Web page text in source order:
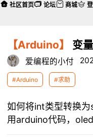
【Arduino】 变
爱编程的小付
#Arduino #求助
如何将int类型转换为
用arduino代码，
社区首页 论坛 商城